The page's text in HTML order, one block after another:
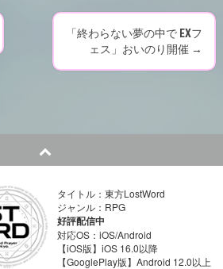
「終わらない夢の中で EXフ
ェス」おいのり開催 →
タイトル：東方LostWord
ジャンル：RPG
好評配信中
対応OS：iOS/Android
【iOS版】iOS 16.0以降
【GooglePlay版】Android 12.0以上